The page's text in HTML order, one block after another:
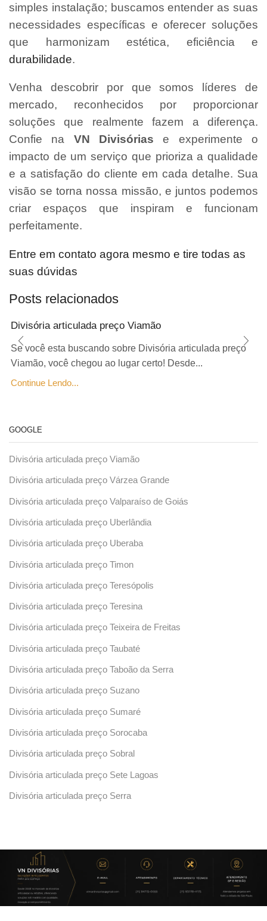
simples instalação; buscamos entender as suas
necessidades específicas e oferecer soluções
que harmonizam estética, eficiência e
durabilidade.
Venha descobrir por que somos líderes de
mercado, reconhecidos por proporcionar
soluções que realmente fazem a diferença.
Confie na VN Divisórias e experimente o
impacto de um serviço que prioriza a qualidade
e a satisfação do cliente em cada detalhe. Sua
visão se torna nossa missão, e juntos podemos
criar espaços que inspiram e funcionam
perfeitamente.
Entre em contato agora mesmo e tire todas as
suas dúvidas
Posts relacionados
Divisória articulada preço Viamão
Se você esta buscando sobre Divisória articulada preço
Viamão, você chegou ao lugar certo! Desde...
Continue Lendo...
GOOGLE
Divisória articulada preço Viamão
Divisória articulada preço Várzea Grande
Divisória articulada preço Valparaíso de Goiás
Divisória articulada preço Uberlândia
Divisória articulada preço Uberaba
Divisória articulada preço Timon
Divisória articulada preço Teresópolis
Divisória articulada preço Teresina
Divisória articulada preço Teixeira de Freitas
Divisória articulada preço Taubaté
Divisória articulada preço Taboão da Serra
Divisória articulada preço Suzano
Divisória articulada preço Sumaré
Divisória articulada preço Sorocaba
Divisória articulada preço Sobral
Divisória articulada preço Sete Lagoas
Divisória articulada preço Serra